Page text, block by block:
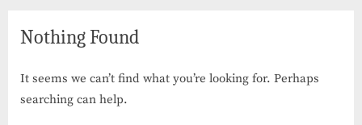
Nothing Found
It seems we can’t find what you’re looking for. Perhaps
searching can help.